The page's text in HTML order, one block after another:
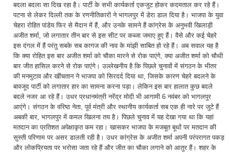
बदला बदला सा दिख रहा है। पार्टी के सभी कार्यकर्ता एकजुट होकर कदमताल कर रहे हैं।
पटना से लेकर दिल्ली तक के रणनीतिकारों ने भागलपुर में डेरा डाल दिया है। भाजपा के युवा
चेहरा रोहित पांडेय फिर से मैदान में हैं, और उनके सामने हैं कांग्रेस के अनुभवी खिलाड़ी
अजीत शर्मा, जो लगातार तीन बार से इस सीट पर कब्जा जमाए हुए हैं। वैसे और कई चेहरे
इस दंगल में हैं परंतु सबके सब कागज की नाव के मांझी साबित हो रहे हैं। अब सवाल यह है
कि क्या रोहित इस बार अजीत शर्मा को चौका मारने से रोक पाएंगे, क्या अजीत शर्मा को चौथी
बार जीत हासिल करने से रोक पाएंगे। उल्लेखनीय है कि पिछले चुनावों में संगठन के भीतर
की मनमुटाव और खींचतान ने भाजपा को सिरदर्द दिया था, जिसके कारण चेहरे बदलने के
बावजूद पार्टी को लगातार हार का सामना करना पड़ा। लेकिन इस बार हालात कुछ बदले
बदले नजर आ रहे हैं। उधर प्रधानमंत्री नरेंद्र मोदी भी आगामी 6 नवंबर को भागलपुर
आएंगे। संगठन के वरिष्ठ नेता, पूर्व मंत्री और स्थानीय कार्यकर्ता सब एक ही नारे पर जुटे हैं
अबकी बार, भागलपुर में कमल खिलना तय है। पिछले चुनाव में यह देखा गया था कि यहां
मतदान का प्रतिशत अपेक्षाकृत कम रहा। खासकर भाजपा के मजबूत बूथों पर मतदान की
सुस्ती परिणाम पर असर डालती रही है। उधर कांग्रेस के अजीत शर्मा अपनी परंपरागत पकड़
और लोकप्रियता पर भरोसा जता रहे हैं और जीत का चौका लगाने को आतुर हैं। शहर के